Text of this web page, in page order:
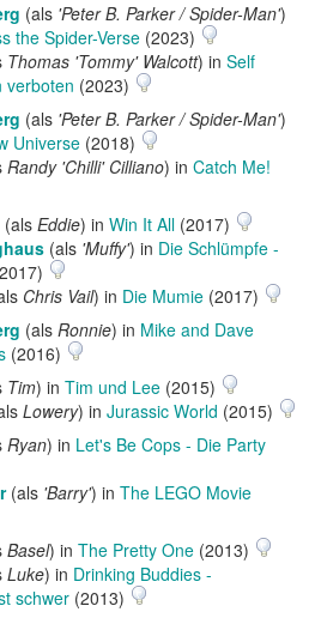
(als 'Peter B. Parker / Spider-Man')
the Spider-Verse (2023)
Thomas 'Tommy' Walcott) in Self
verboten (2023)
(als 'Peter B. Parker / Spider-Man')
Universe (2018)
Randy 'Chilli' Cilliano) in Catch Me!
(als Eddie) in Win It All (2017)
(als 'Muffy') in Die Schlümpfe -
Chris Vail) in Die Mumie (2017)
(als Ronnie) in Mike and Dave
(2016)
Tim) in Tim und Lee (2015)
Lowery) in Jurassic World (2015)
Ryan) in Let's Be Cops - Die Party
(als 'Barry') in The LEGO Movie
Basel) in The Pretty One (2013)
Luke) in Drinking Buddies -
schwer (2013)